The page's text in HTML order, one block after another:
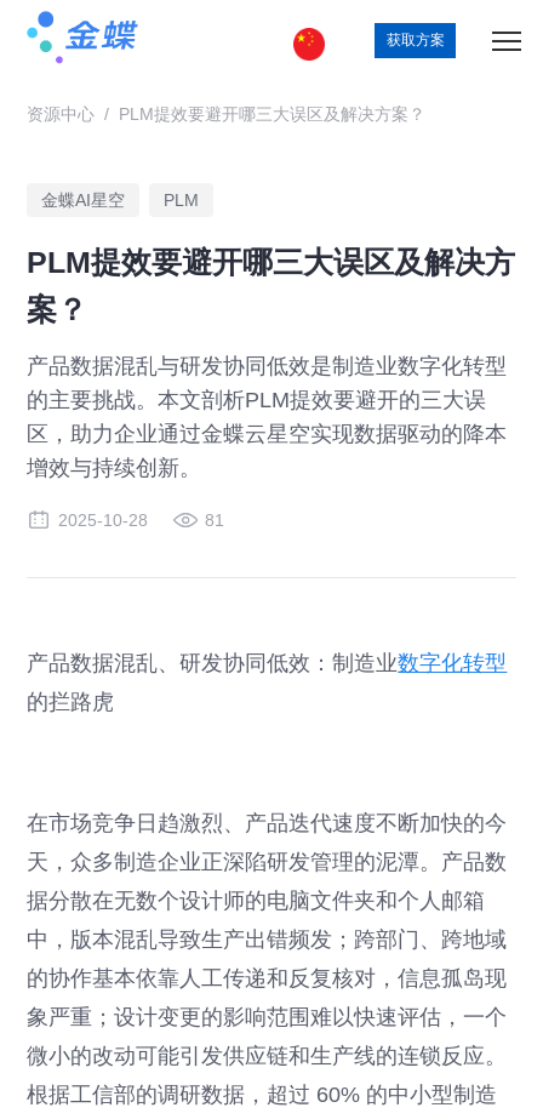
获取方案
资源中心 / PLM提效要避开哪三大误区及解决方案？
金蝶AI星空 PLM
PLM提效要避开哪三大误区及解决方
案？
产品数据混乱与研发协同低效是制造业数字化转型
的主要挑战。本文剖析PLM提效要避开的三大误
区，助力企业通过金蝶云星空实现数据驱动的降本
增效与持续创新。
2025-10-28 81
产品数据混乱、研发协同低效：制造业数字化转型
的拦路虎
在市场竞争日趋激烈、产品迭代速度不断加快的今
天，众多制造企业正深陷研发管理的泥潭。产品数
据分散在无数个设计师的电脑文件夹和个人邮箱
中，版本混乱导致生产出错频发；跨部门、跨地域
的协作基本依靠人工传递和反复核对，信息孤岛现
象严重；设计变更的影响范围难以快速评估，一个
微小的改动可能引发供应链和生产线的连锁反应。
根据工信部的调研数据，超过 60% 的中小型制造